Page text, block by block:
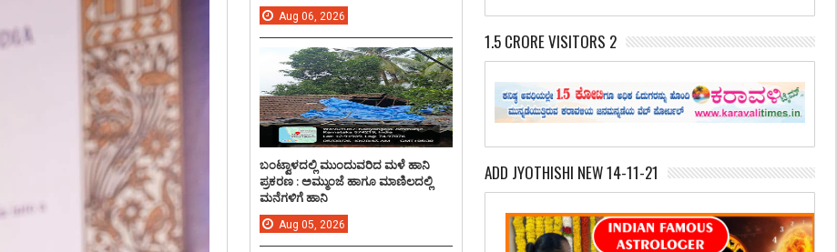
1.5 CRORE VISITORS 2
ADD JYOTHISHI NEW 14-11-21
Aug 06, 2026
ಬಂಟ್ವಾಳದಲ್ಲಿ ಮುಂದುವರಿದ ಮಳೆ ಹಾನಿ
ಪ್ರಕರಣ : ಅಮ್ಮುಂಜೆ ಹಾಗೂ ಮಾಣಿಲದಲ್ಲಿ
ಮನೆಗಳಿಗೆ ಹಾನಿ
Aug 05, 2026